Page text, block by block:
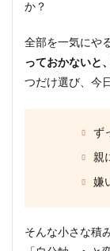
か？
全部を一気にや
っておかないと
つだけ選び、今
ず
親
嫌
そんな小さな積